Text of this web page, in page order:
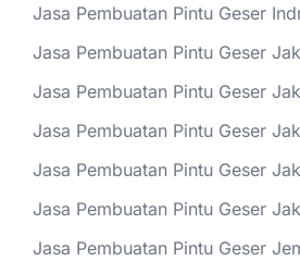
Jasa Pembuatan Pintu Geser
Jasa Pembuatan Pintu Geser
Jasa Pembuatan Pintu Geser
Jasa Pembuatan Pintu Geser
Jasa Pembuatan Pintu Geser
Jasa Pembuatan Pintu Geser
Jasa Pembuatan Pintu Geser